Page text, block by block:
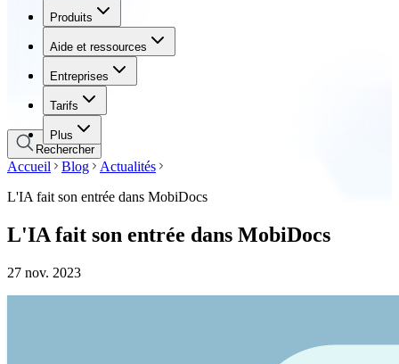
Produits
Aide et ressources
Entreprises
Tarifs
Plus
Produits
Aide et ressources
Entreprises
Tarifs
Rechercher
Accueil Blog
Actualités
L'IA fait son entrée dans MobiDocs
L'IA fait son entrée dans MobiDocs
27 nov. 2023